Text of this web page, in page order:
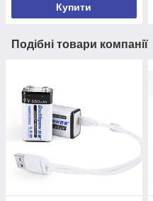
Купити
Подібні товари компанії